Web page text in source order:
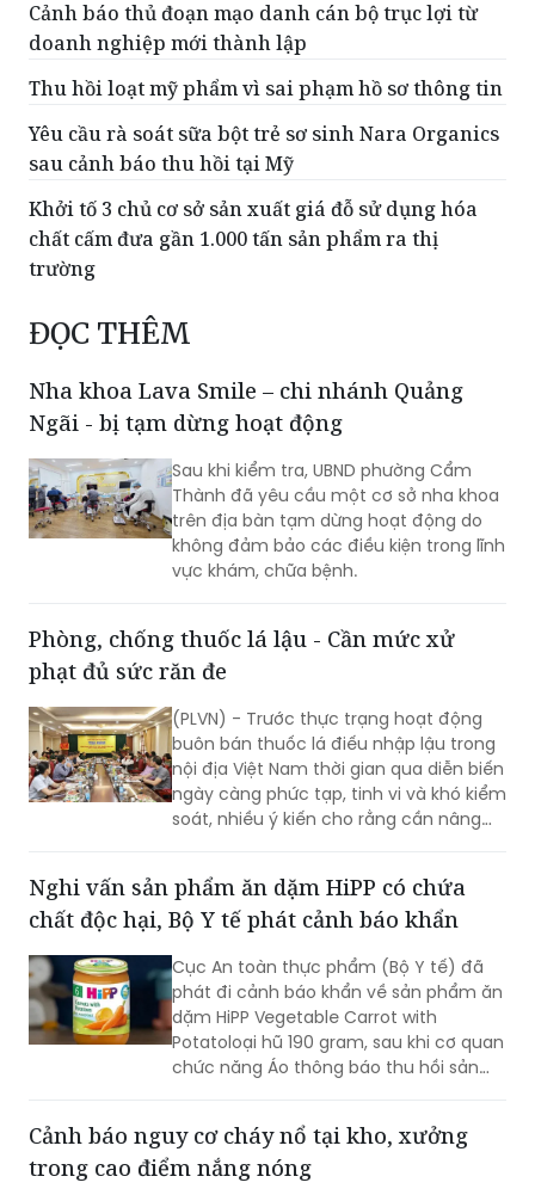
Cảnh báo thủ đoạn mạo danh cán bộ trục lợi từ
doanh nghiệp mới thành lập
Thu hồi loạt mỹ phẩm vì sai phạm hồ sơ thông tin
Yêu cầu rà soát sữa bột trẻ sơ sinh Nara Organics
sau cảnh báo thu hồi tại Mỹ
Khởi tố 3 chủ cơ sở sản xuất giá đỗ sử dụng hóa
chất cấm đưa gần 1.000 tấn sản phẩm ra thị
trường
ĐỌC THÊM
Nha khoa Lava Smile – chi nhánh Quảng
Ngãi - bị tạm dừng hoạt động
Sau khi kiểm tra, UBND phường Cẩm
Thành đã yêu cầu một cơ sở nha khoa
trên địa bàn tạm dừng hoạt động do
không đảm bảo các điều kiện trong lĩnh
vực khám, chữa bệnh.
Phòng, chống thuốc lá lậu - Cần mức xử
phạt đủ sức răn đe
(PLVN) - Trước thực trạng hoạt động
buôn bán thuốc lá điếu nhập lậu trong
nội địa Việt Nam thời gian qua diễn biến
ngày càng phức tạp, tinh vi và khó kiểm
soát, nhiều ý kiến cho rằng cần nâng
Nghi vấn sản phẩm ăn dặm HiPP có chứa
chất độc hại, Bộ Y tế phát cảnh báo khẩn
Cục An toàn thực phẩm (Bộ Y tế) đã
phát đi cảnh báo khẩn về sản phẩm ăn
dặm HiPP Vegetable Carrot with
Potatoloại hũ 190 gram, sau khi cơ quan
chức năng Áo thông báo thu hồi sản
Cảnh báo nguy cơ cháy nổ tại kho, xưởng
trong cao điểm nắng nóng